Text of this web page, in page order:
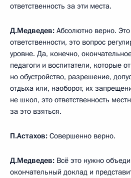
ответственность за эти места.
Д.Медведев: Абсолютно верно.
ответственности, это вопрос
уровне. Да, конечно,
педагоги и воспитатели, которые
но обустройство, разрешение,
отдыха или, наоборот, их
не школ, это ответственность
за это взяться.
П.Астахов: Совершенно верно.
Д.Медведев: Всё это нужно
окончательный доклад и